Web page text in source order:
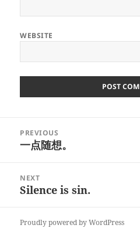
WEBSITE
navigation
PREVIOUS
Previous
一点随想。
NEXT
Next
Silence is sin.
Proudly powered by WordPress